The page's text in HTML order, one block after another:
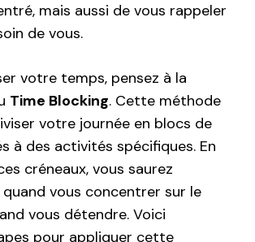
mais aussi de vous rappeler
de vous.
votre temps, pensez à la
Time Blocking. Cette méthode
votre journée en blocs de
à des activités spécifiques. En
créneaux, vous saurez
vous concentrer sur le
vous détendre. Voici
pour appliquer cette